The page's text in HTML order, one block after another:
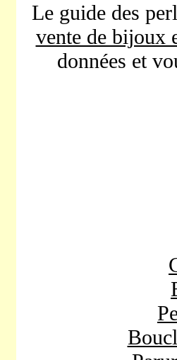
Le guide des
vente de bijoux
données et